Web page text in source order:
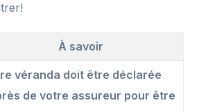
À savoir
véranda doit être déclarée
de votre assureur pour être